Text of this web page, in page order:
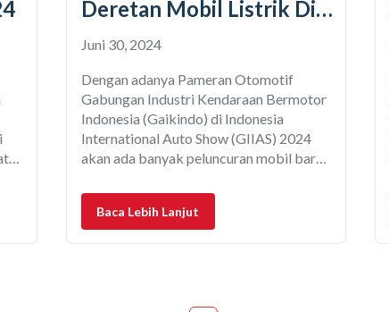
Deretan Mobil Listrik Di
GIIAS 2024
Juni 30, 2024
Dengan adanya Pameran Otomotif
Gabungan Industri Kendaraan Bermotor
Indonesia (Gaikindo) di Indonesia
International Auto Show (GIIAS) 2024
akan ada banyak peluncuran mobil baru
kendaraan baru dipamerkan GIIAS 2024.
Menurut ketua lll Gaikindo, yaitu Ridwan
Baca Lebih Lanjut